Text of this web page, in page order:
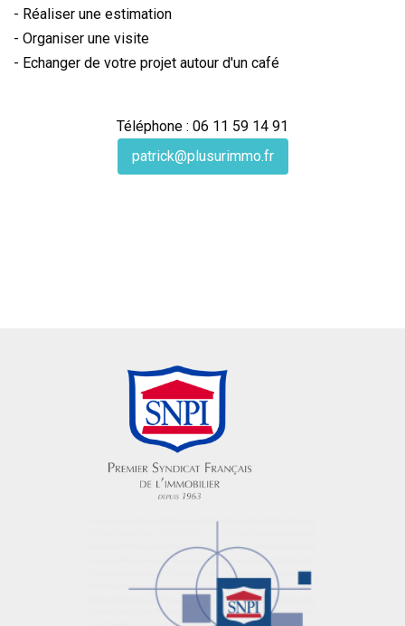
- Réaliser une estimation
- Organiser une visite
- Echanger de votre projet autour d'un café
Téléphone : 06 11 59 14 91
patrick@plusurimmo.fr